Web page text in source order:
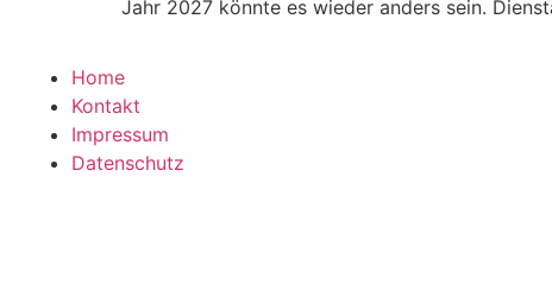
Jahr 2027 könnte es wieder anders sein.
Home
Kontakt
Impressum
Datenschutz